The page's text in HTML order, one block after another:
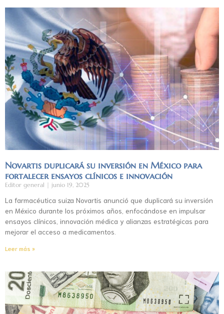
Novartis duplicará su inversión en México para
fortalecer ensayos clínicos e innovación
Editor general junio 19, 2025
La farmacéutica suiza Novartis anunció que duplicará su inversión
en México durante los próximos años, enfocándose en impulsar
ensayos clínicos, innovación médica y alianzas estratégicas para
mejorar el acceso a medicamentos.
Leer más »